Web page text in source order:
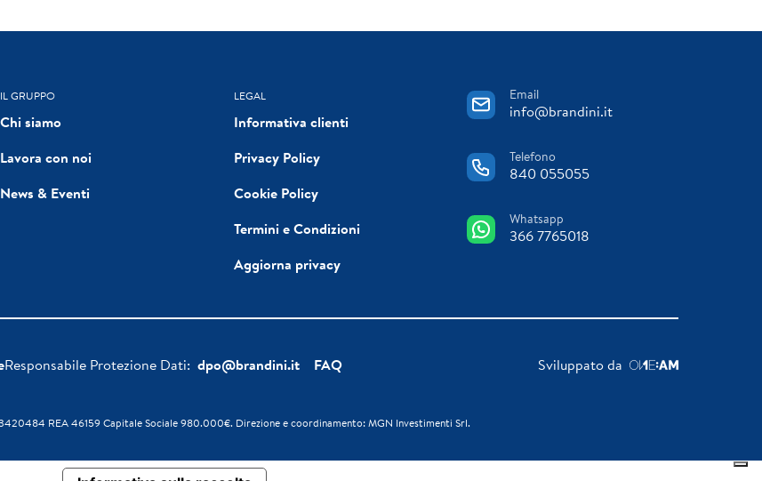
IL GRUPPO
Chi siamo
Lavora con noi
News & Eventi
LEGAL
Informativa clienti
Privacy Policy
Cookie Policy
Termini e Condizioni
Aggiorna privacy
Email
info@brandini.it
Telefono
840 055055
Whatsapp
366 7765018
Responsabile Protezione Dati: dpo@brandini.it FAQ Sviluppato da
REA 46159 Capitale Sociale 980.000€. Direzione e coordinamento: MGN Investimenti Srl.
Informativa sulla raccolta